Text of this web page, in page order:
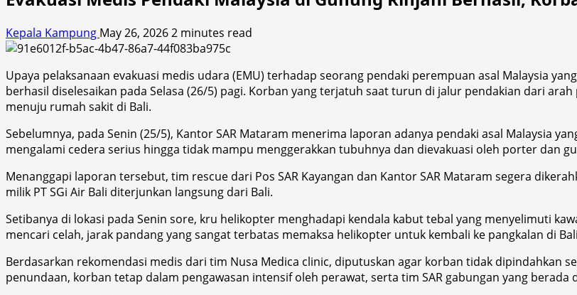
Kepala Kampung May 26, 20262 minutes read
Upaya pelaksanaan evakuasi medis udara (EMU) terhadap seorang pendaki perempuan asal Malaysia
berhasil diselesaikan pada Selasa (26/5) pagi. Korban yang terjatuh saat turun di jalur pendakian dari
menuju rumah sakit di Bali.
Sebelumnya, pada Senin (25/5), Kantor SAR Mataram menerima laporan adanya pendaki asal Malaysia
mengalami cedera serius hingga tidak mampu menggerakkan tubuhnya dan dievakuasi oleh porter dan
Menanggapi laporan tersebut, tim rescue dari Pos SAR Kayangan dan Kantor SAR Mataram segera
milik PT SGi Air Bali diterjunkan langsung dari Bali.
Setibanya di lokasi pada Senin sore, kru helikopter menghadapi kendala kabut tebal yang menyelimuti
mencari celah, jarak pandang yang sangat terbatas memaksa helikopter untuk kembali ke pangkalan di
Berdasarkan rekomendasi medis dari tim Nusa Medica clinic, diputuskan agar korban tidak dipindahkan
penundaan, korban tetap dalam pengawasan intensif oleh perawat, serta tim SAR gabungan yang berada